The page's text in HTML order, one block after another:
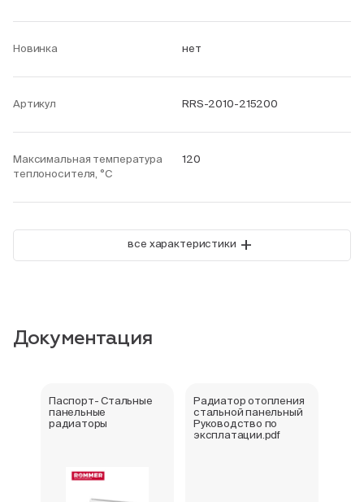
Новинка нет
Артикул RRS-2010-215200
Максимальная температура
теплоносителя, °С
120
все характеристики +
Документация
Паспорт- Стальные
панельные
радиаторы
Радиатор отопления
стальной панельный
Руководство по
эксплатации.pdf